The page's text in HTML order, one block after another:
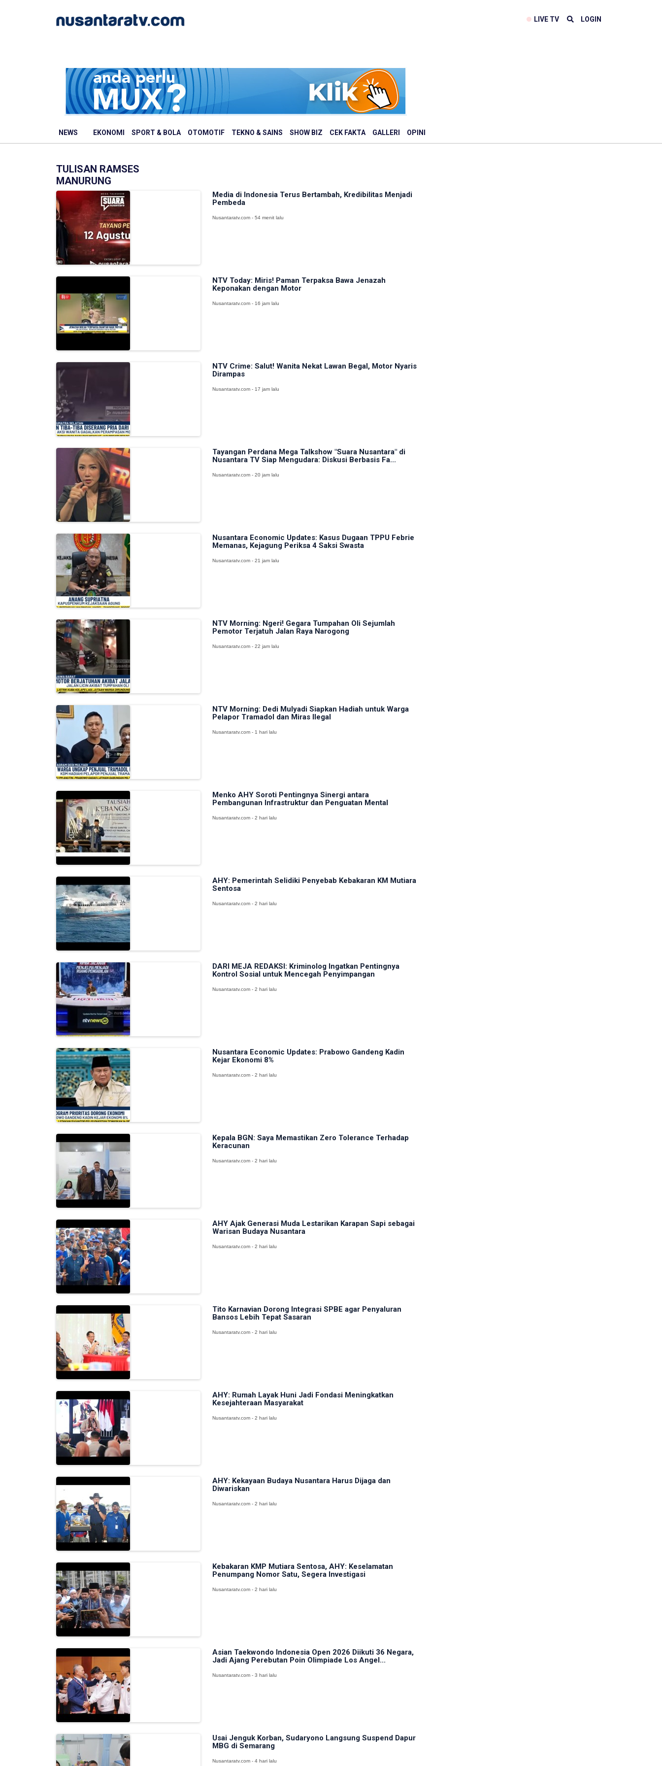
LIVE TV LOGIN
NEWS EKONOMI SPORT & BOLA OTOMOTIF TEKNO & SAINS SHOW BIZ CEK FAKTA GALLERI OPINI
TULISAN RAMSES
MANURUNG
Media di Indonesia Terus Bertambah, Kredibilitas Menjadi
Pembeda
Nusantaratv.com - 54 menit lalu
NTV Today: Miris! Paman Terpaksa Bawa Jenazah
Keponakan dengan Motor
Nusantaratv.com - 16 jam lalu
NTV Crime: Salut! Wanita Nekat Lawan Begal, Motor Nyaris
Dirampas
Nusantaratv.com - 17 jam lalu
Tayangan Perdana Mega Talkshow "Suara Nusantara" di
Nusantara TV Siap Mengudara: Diskusi Berbasis Fa...
Nusantaratv.com - 20 jam lalu
Nusantara Economic Updates: Kasus Dugaan TPPU Febrie
Memanas, Kejagung Periksa 4 Saksi Swasta
Nusantaratv.com - 21 jam lalu
NTV Morning: Ngeri! Gegara Tumpahan Oli Sejumlah
Pemotor Terjatuh Jalan Raya Narogong
Nusantaratv.com - 22 jam lalu
NTV Morning: Dedi Mulyadi Siapkan Hadiah untuk Warga
Pelapor Tramadol dan Miras Ilegal
Nusantaratv.com - 1 hari lalu
Menko AHY Soroti Pentingnya Sinergi antara
Pembangunan Infrastruktur dan Penguatan Mental
Nusantaratv.com - 2 hari lalu
AHY: Pemerintah Selidiki Penyebab Kebakaran KM Mutiara
Sentosa
Nusantaratv.com - 2 hari lalu
DARI MEJA REDAKSI: Kriminolog Ingatkan Pentingnya
Kontrol Sosial untuk Mencegah Penyimpangan
Nusantaratv.com - 2 hari lalu
Nusantara Economic Updates: Prabowo Gandeng Kadin
Kejar Ekonomi 8%
Nusantaratv.com - 2 hari lalu
Kepala BGN: Saya Memastikan Zero Tolerance Terhadap
Keracunan
Nusantaratv.com - 2 hari lalu
AHY Ajak Generasi Muda Lestarikan Karapan Sapi sebagai
Warisan Budaya Nusantara
Nusantaratv.com - 2 hari lalu
Tito Karnavian Dorong Integrasi SPBE agar Penyaluran
Bansos Lebih Tepat Sasaran
Nusantaratv.com - 2 hari lalu
AHY: Rumah Layak Huni Jadi Fondasi Meningkatkan
Kesejahteraan Masyarakat
Nusantaratv.com - 2 hari lalu
AHY: Kekayaan Budaya Nusantara Harus Dijaga dan
Diwariskan
Nusantaratv.com - 2 hari lalu
Kebakaran KMP Mutiara Sentosa, AHY: Keselamatan
Penumpang Nomor Satu, Segera Investigasi
Nusantaratv.com - 2 hari lalu
Asian Taekwondo Indonesia Open 2026 Diikuti 36 Negara,
Jadi Ajang Perebutan Poin Olimpiade Los Angel...
Nusantaratv.com - 3 hari lalu
Usai Jenguk Korban, Sudaryono Langsung Suspend Dapur
MBG di Semarang
Nusantaratv.com - 4 hari lalu